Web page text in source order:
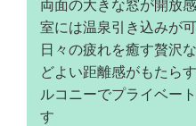
両面の大きな窓が開放
室には温泉引き込みが
日々の疲れを癒す贅沢
どよい距離感がもたら
ルコニーでプライベー
す